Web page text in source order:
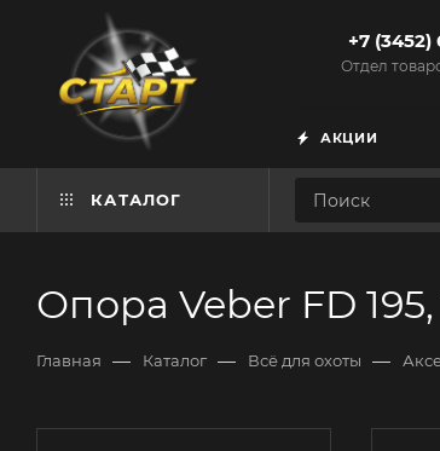
+7 (3452)
Отдел
АКЦИИ
КАТАЛОГ
Опора Veber FD
Главная — Каталог — Всё для охоты —